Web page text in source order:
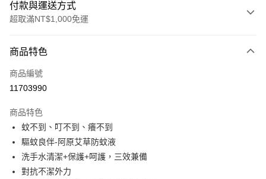
付款與運送方式
超取滿NT$1,000免運
信用卡一次付款
LINE Pay
街口支付
悠遊付
全盈+PAY
商品特色
商品編號
11703990
商品特色
蚊不到、叮不到、癢不到
驅蚊良伴-阿原艾草防蚊液
洗手水清潔+保護+呵護，三效兼備
對抗不潔外力